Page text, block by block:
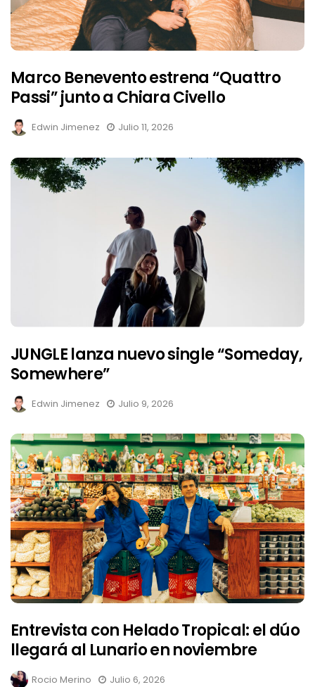
Marco Benevento estrena “Quattro
Passi” junto a Chiara Civello
Edwin Jimenez Julio 11, 2026
JUNGLE lanza nuevo single “Someday,
Somewhere”
Edwin Jimenez Julio 9, 2026
Entrevista con Helado Tropical: el dúo
llegará al Lunario en noviembre
Rocio Merino Julio 6, 2026